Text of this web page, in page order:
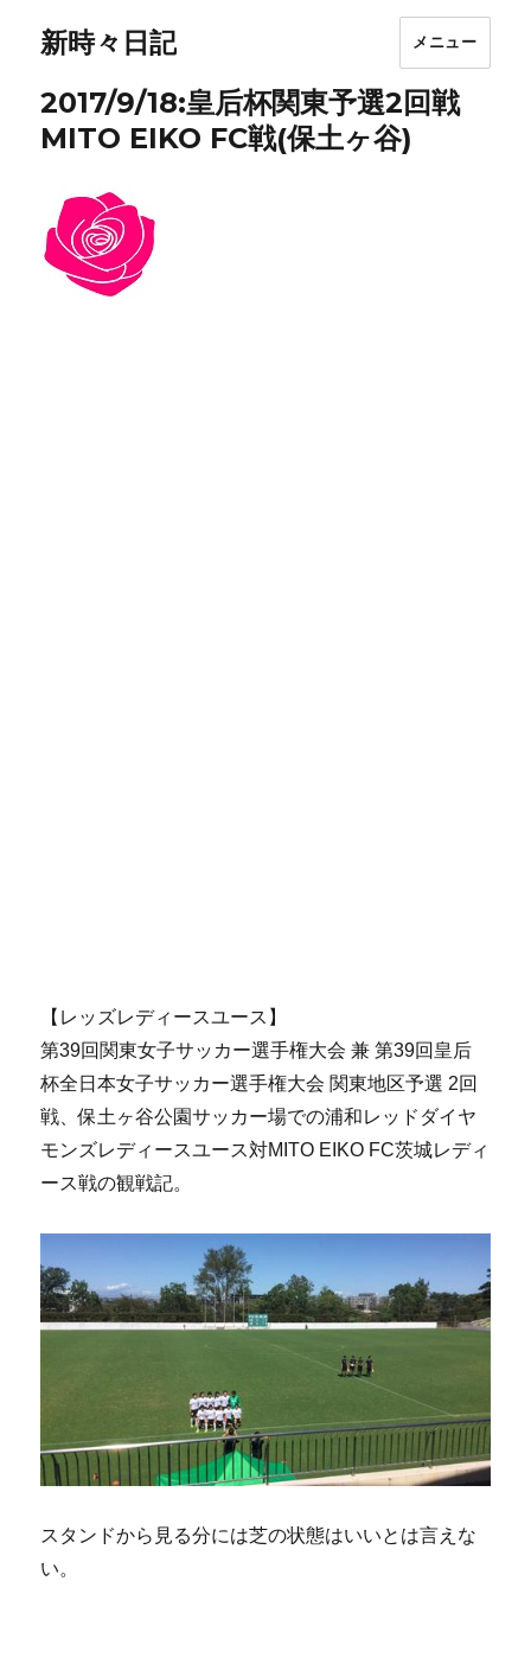
新時々日記 メニュー
2017/9/18:皇后杯関東予選2回戦
MITO EIKO FC戦(保土ヶ谷)
【レッズレディースユース】
第39回関東女子サッカー選手権大会 兼 第39回皇后
杯全日本女子サッカー選手権大会 関東地区予選 2回
戦、保土ヶ谷公園サッカー場での浦和レッドダイヤ
モンズレディースユース対MITO EIKO FC茨城レディ
ース戦の観戦記。
スタンドから見る分には芝の状態はいいとは言えな
い。